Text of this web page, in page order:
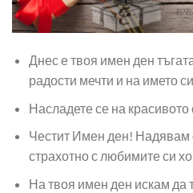
Днес е твоя имен ден
радости мечти и на името
Насладете се на
Честит Имен ден! Надявам
страхотно с любимите си
На твоя имен ден искам да